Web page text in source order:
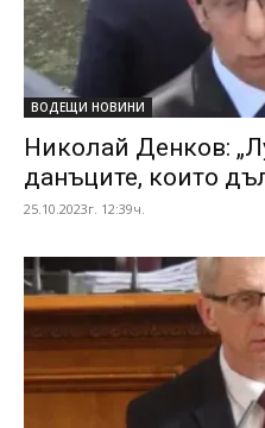
ВОДЕЩИ НОВИНИ
Николай Денков:
данъците, които
25.10.2023г. 12:39ч.